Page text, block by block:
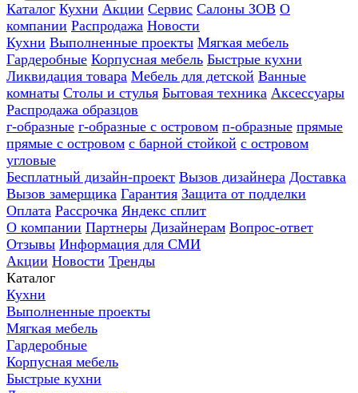
Каталог Кухни Акции Сервис Салоны ЗОВ О
компании Распродажа Новости
Кухни Выполненные проекты Мягкая мебель
Гардеробные Корпусная мебель Быстрые кухни
Ликвидация товара Мебель для детской Ванные
комнаты Столы и стулья Бытовая техника Аксессуары
Распродажа образцов
г-образные г-образные с островом п-образные прямые
прямые с островом с барной стойкой с островом
угловые
Бесплатный дизайн-проект Вызов дизайнера Доставка
Вызов замерщика Гарантия Защита от подделки
Оплата Рассрочка Яндекс сплит
О компании Партнеры Дизайнерам Вопрос-ответ
Отзывы Информация для СМИ
Акции Новости Тренды
Каталог
Кухни
Выполненные проекты
Мягкая мебель
Гардеробные
Корпусная мебель
Быстрые кухни